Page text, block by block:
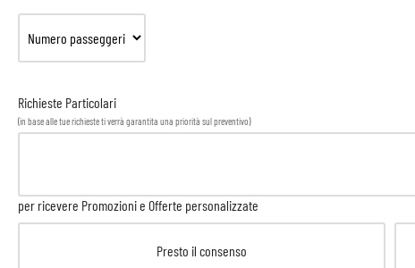
Richieste Particolari
(in base alle tue richieste ti verrà garantita una priorità sul preventivo)
per ricevere Promozioni e Offerte personalizzate
Presto il consenso